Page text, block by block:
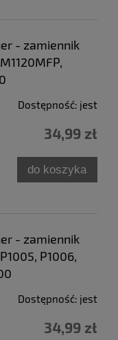
- zamiennik
Dostępność: jest
34,99 zł
do koszyka
- zamiennik
P1006,
Dostępność: jest
34,99 zł